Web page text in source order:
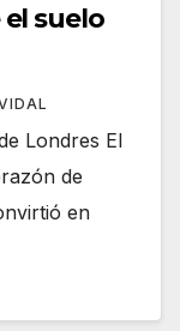
suelo
Londres El
de
en